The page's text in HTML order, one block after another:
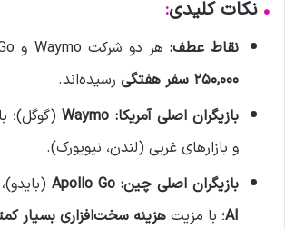
• نکات کلیدی:
نقاط عطف: هر دو شرکت Waymo و Apollo Go به سطح
۲۵۰,۰۰۰ سفر هفتگی
رسیده‌اند.
بازیگران اصلی آمریکا: Waymo(گوگل)؛
و بازارهای غربی (لندن، نیویورک).
بازیگران اصلی چین: Apollo Go (بایدو)،
AI؛ با مزیت هزینه سخت‌افزاری بسیار